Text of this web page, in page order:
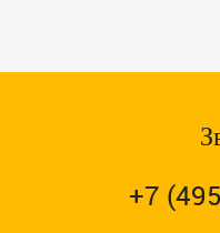
+7